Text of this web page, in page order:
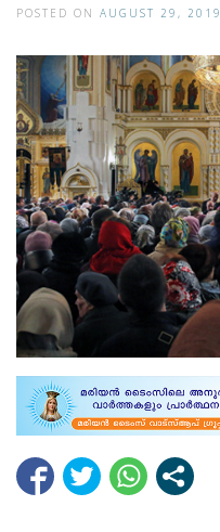
POSTED ON AUGUST 29, 2019